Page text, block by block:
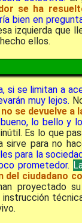
se ha
bien en
izquierda que
ellos.
si se limitan a
muy lejos.
se devuelve a
lo bello y
Es lo que
sirve para no
para la
prometedor.
ciudadano
proyectado
instrucción